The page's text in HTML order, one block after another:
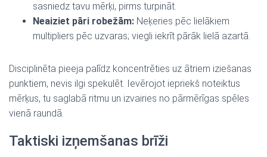
sasniedz tavu mērķi, pirms turpināt.
Neaiziet pāri robežām: Neķeries pēc lielākiem
multipliers pēc uzvaras; viegli iekrīt pārāk lielā azartā.
Disciplinēta pieeja palīdz koncentrēties uz ātriem iziešanas
punktiem, nevis ilgi spekulēt. Ievērojot iepriekš noteiktus
mērķus, tu saglabā ritmu un izvairies no pārmērīgas spēles
vienā raundā.
Taktiski izņemšanas brīži